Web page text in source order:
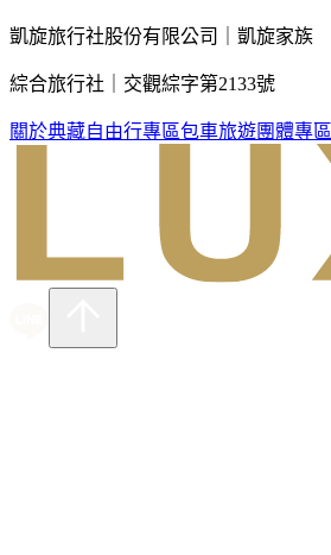
凱旋旅行社股份有限公司｜凱旋家族
綜合旅行社｜交觀綜字第2133號
關於典藏自由行專區包車旅遊團體專區